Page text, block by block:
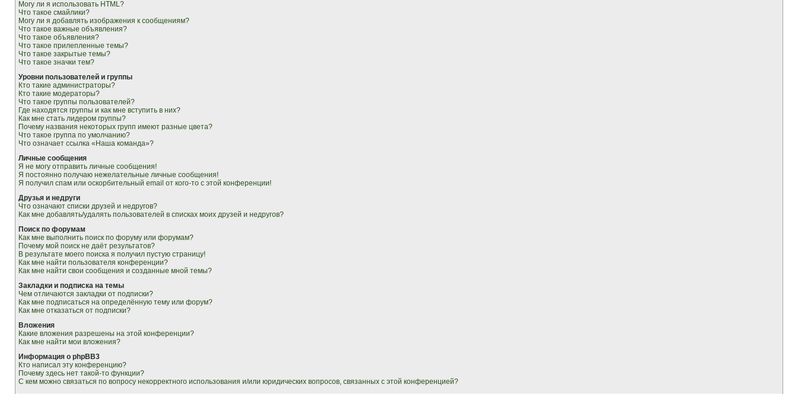
Могу ли я использовать HTML?
Что такое смайлики?
Могу ли я добавлять изображения к сообщениям?
Что такое важные объявления?
Что такое объявления?
Что такое прилепленные темы?
Что такое закрытые темы?
Что такое значки тем?
Уровни пользователей и группы
Кто такие администраторы?
Кто такие модераторы?
Что такое группы пользователей?
Где находятся группы и как мне вступить в них?
Как мне стать лидером группы?
Почему названия некоторых групп имеют разные цвета?
Что такое группа по умолчанию?
Что означает ссылка «Наша команда»?
Личные сообщения
Я не могу отправить личные сообщения!
Я постоянно получаю нежелательные личные сообщения!
Я получил спам или оскорбительный email от кого-то с этой конференции!
Друзья и недруги
Что означают списки друзей и недругов?
Как мне добавлять/удалять пользователей в списках моих друзей и недругов?
Поиск по форумам
Как мне выполнить поиск по форуму или форумам?
Почему мой поиск не даёт результатов?
В результате моего поиска я получил пустую страницу!
Как мне найти пользователя конференции?
Как мне найти свои сообщения и созданные мной темы?
Закладки и подписка на темы
Чем отличаются закладки от подписки?
Как мне подписаться на определённую тему или форум?
Как мне отказаться от подписки?
Вложения
Какие вложения разрешены на этой конференции?
Как мне найти мои вложения?
Информация о phpBB3
Кто написал эту конференцию?
Почему здесь нет такой-то функции?
С кем можно связаться по вопросу некорректного использования и/или юридических вопросов, связанных с этой конференцией?